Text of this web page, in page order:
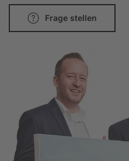
Frage stellen